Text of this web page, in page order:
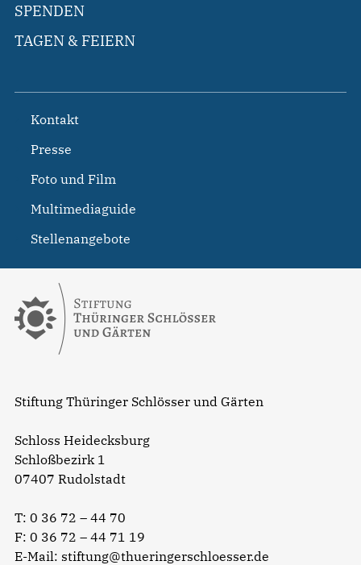
Stiftung Thüringer Schlösser und Gärten
Schloss Heidecksburg
Schloßbezirk 1
07407 Rudolstadt
T: 0 36 72 – 44 70
F: 0 36 72 – 44 71 19
E-Mail: stiftung@thueringerschloesser.de
SPENDEN
TAGEN & FEIERN
Kontakt
Presse
Foto und Film
Multimediaguide
Stellenangebote